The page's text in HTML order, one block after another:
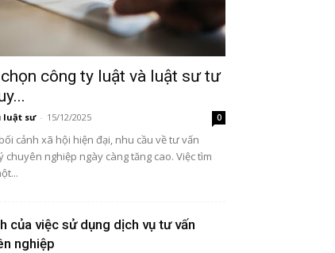
công ty luật và luật sư tư
luật sư - 15/12/2025 0
cảnh xã hội hiện đại, nhu cầu về tư vấn
chuyên nghiệp ngày càng tăng cao. Việc tìm
của việc sử dụng dịch vụ tư vấn
nghiệp